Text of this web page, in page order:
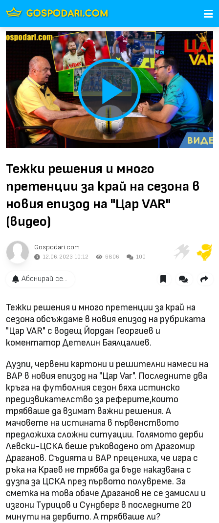
Play
Video
Тежки решения и много
претенции за край на сезона в
новия епизод на "Цар VAR"
(видео)
Gospodari.com
12.06.2023 10:12 6806 100
Абонирай се...
Тежки решения и много претенции за край на
сезона обсъждаме в новия епизод на рубриката
"Цар VAR" с водещ Йордан Георгиев и
коментатор Детелин Баялцалиев.
Дузпи, червени картони и решителни намеси на
ВАР в новия епизод на "Цар Var". Последните два
кръга на футболния сезон бяха истинско
предизвикателство за реферите,които
трябваше да взимат важни решения. А
мачовете на истината в първенството
предложиха сложни ситуации. Голямото дерби
Левски-ЦСКА беше ръководено от Драгомир
Драганов. Съдията и ВАР прецениха, че игра с
ръка на Краев не трябва да бъде наказвана с
дузпа за ЦСКА през първото полувреме. За
сметка на това обаче Драганов не се замисли и
изгони Турицов и Сундберг в последните 20
минути на дербито. А трябваше ли?